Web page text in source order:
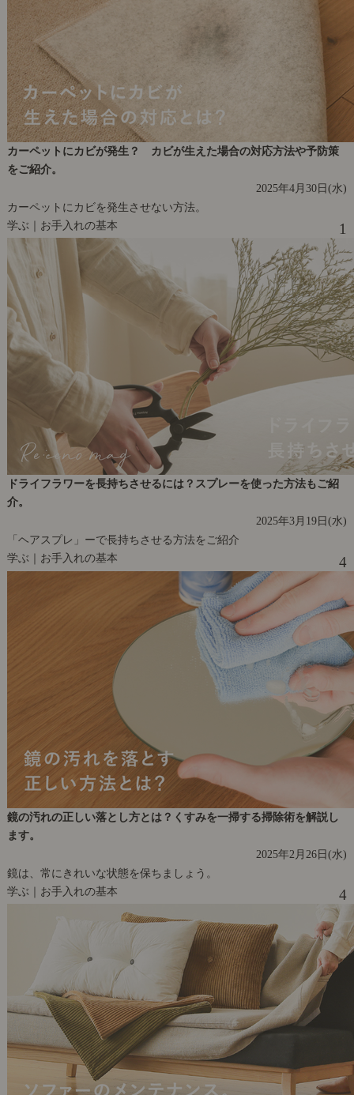
カーペットにカビが発生？ カビが生えた場合の対応方法や予防策
をご紹介。
2025年4月30日(水)
カーペットにカビを発生させない方法。
学ぶ｜お手入れの基本
1
ドライフラワーを長持ちさせるには？スプレーを使った方法もご紹
介。
2025年3月19日(水)
「ヘアスプレ」ーで長持ちさせる方法をご紹介
学ぶ｜お手入れの基本
4
鏡の汚れの正しい落とし方とは？くすみを一掃する掃除術を解説し
ます。
2025年2月26日(水)
鏡は、常にきれいな状態を保ちましょう。
学ぶ｜お手入れの基本
4